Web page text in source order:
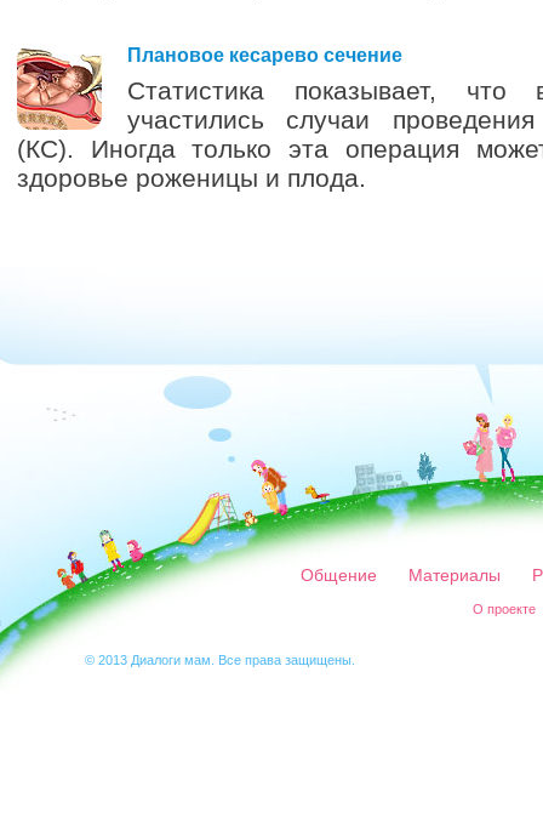
Плановое кесарево сечение
Статистика показывает,
участились случаи
(КС). Иногда только эта операция
здоровье роженицы и плода.
Общение Материалы
О проекте
© 2013 Диалоги мам. Все права защищены.